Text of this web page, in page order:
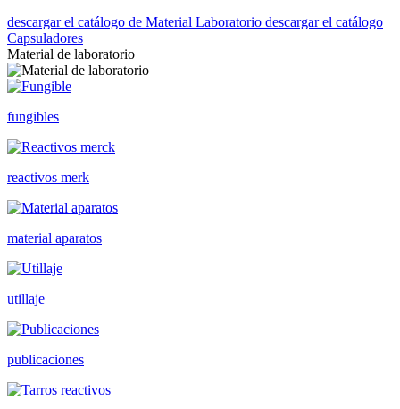
descargar el catálogo de Material Laboratorio descargar el catálogo
Capsuladores
Material de laboratorio
fungibles
reactivos merk
material aparatos
utillaje
publicaciones